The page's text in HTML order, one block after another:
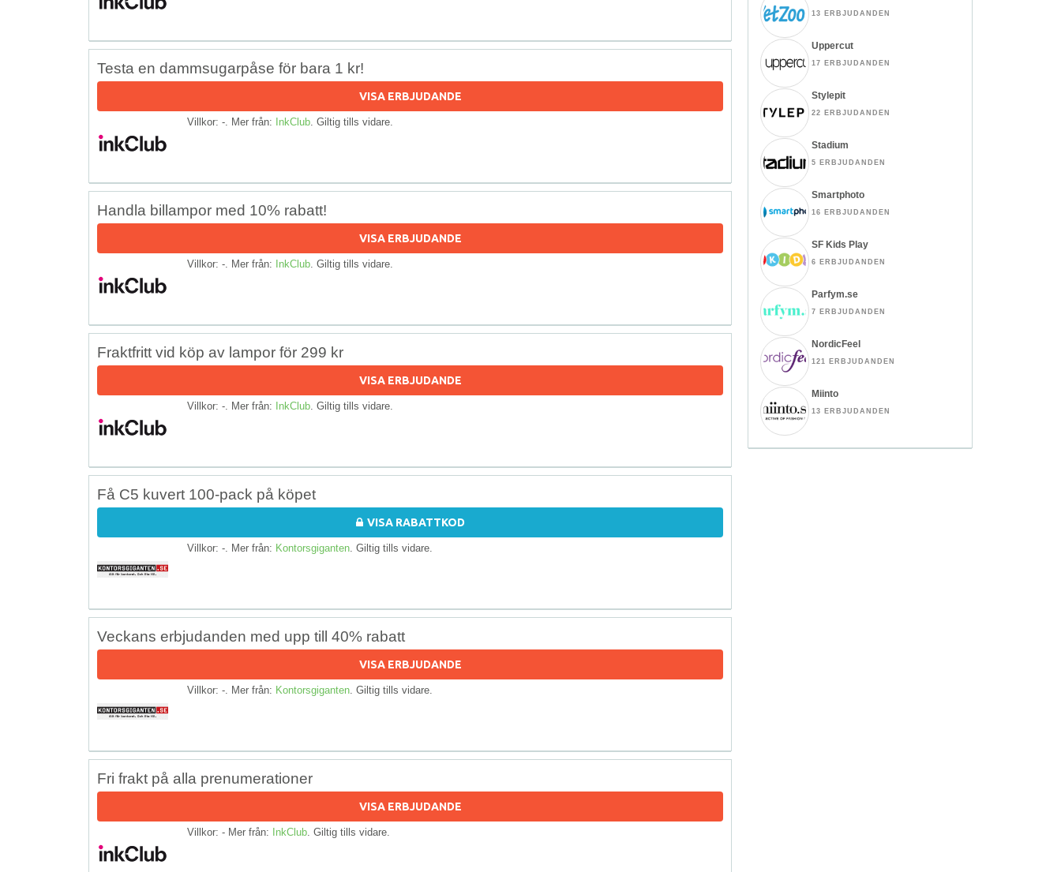
Testa en dammsugarpåse för bara 1 kr!
VISA ERBJUDANDE
Villkor: -. Mer från: InkClub . Giltig tills vidare.
Handla billampor med 10% rabatt!
VISA ERBJUDANDE
Villkor: -. Mer från: InkClub . Giltig tills vidare.
Fraktfritt vid köp av lampor för 299 kr
VISA ERBJUDANDE
Villkor: -. Mer från: InkClub . Giltig tills vidare.
Få C5 kuvert 100-pack på köpet
VISA RABATTKOD
Villkor: -. Mer från: Kontorsgiganten . Giltig tills vidare.
Veckans erbjudanden med upp till 40% rabatt
VISA ERBJUDANDE
Villkor: -. Mer från: Kontorsgiganten . Giltig tills vidare.
Fri frakt på alla prenumerationer
VISA ERBJUDANDE
Villkor: - Mer från: InkClub . Giltig tills vidare.
13 ERBJUDANDEN
Uppercut
17 ERBJUDANDEN
Stylepit
22 ERBJUDANDEN
Stadium
5 ERBJUDANDEN
Smartphoto
16 ERBJUDANDEN
SF Kids Play
6 ERBJUDANDEN
Parfym.se
7 ERBJUDANDEN
NordicFeel
121 ERBJUDANDEN
Miinto
13 ERBJUDANDEN